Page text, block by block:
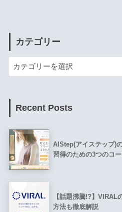
カテゴリー
Recent Posts
AIStep(アイステップ)
習得のための3つのコ
【話題沸騰!?】VIRAL
方法も徹底解説